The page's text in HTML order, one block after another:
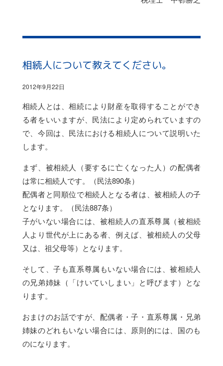
相続人について教えてください。
2012年9月22日
相続人とは、相続により財産を取得することができ
る者をいいますが、民法により定められていますの
で、今回は、民法における相続人について説明いた
します。
まず、被相続人（要するに亡くなった人）の配偶者
は常に相続人です。（民法890条）
配偶者と同順位で相続人となる者は、被相続人の子
となります。（民法887条）
子がいない場合には、被相続人の直系尊属（被相続
人より世代が上にある者、例えば、被相続人の父母
又は、祖父母等）となります。
そして、子も直系尊属もいない場合には、被相続人
の兄弟姉妹（「けいていしまい」と呼びます）とな
ります。
おまけのお話ですが、配偶者・子・直系尊属・兄弟
姉妹のどれもいない場合には、原則的には、国のも
のになります。